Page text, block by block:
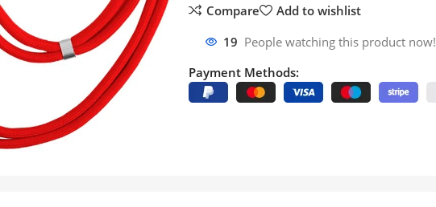
Compare Add to wishlist
19 People watching this product now!
Payment Methods: